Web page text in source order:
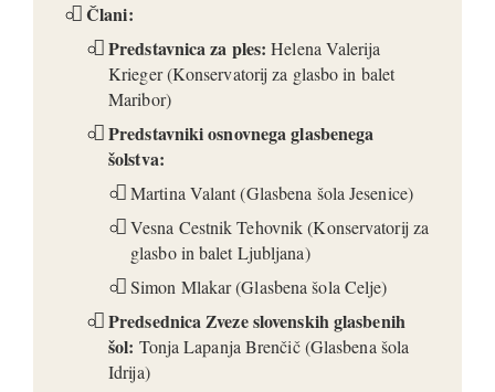
Člani:
Predstavnica za ples: Helena Valerija
Krieger (Konservatorij za glasbo in balet
Maribor)
Predstavniki osnovnega glasbenega
šolstva:
Martina Valant (Glasbena šola Jesenice)
Vesna Cestnik Tehovnik (Konservatorij za
glasbo in balet Ljubljana)
Simon Mlakar (Glasbena šola Celje)
Predsednica Zveze slovenskih glasbenih
šol: Tonja Lapanja Brenčič (Glasbena šola
Idrija)